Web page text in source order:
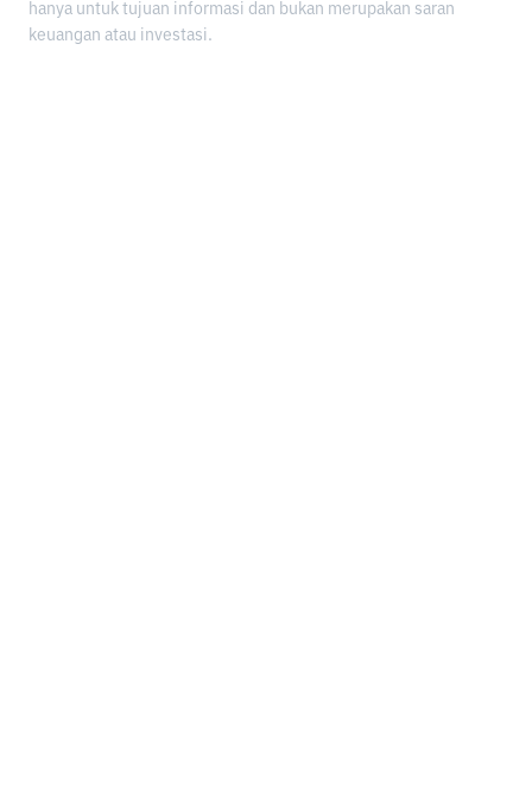
hanya untuk tujuan informasi dan bukan merupakan saran
keuangan atau investasi.